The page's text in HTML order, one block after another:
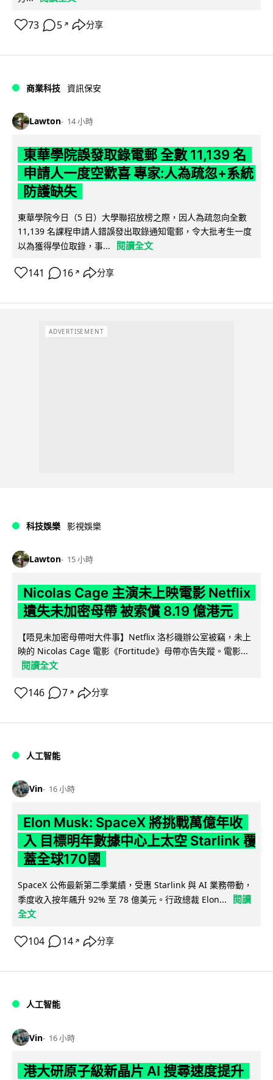
73 5 ↗ 分享
商業科技 資訊保安
Lawton 14 小時
東華學院誤發取錄電郵 全數 11,139 名
申請人一度空歡喜 專家:人為疏忽+系統
防護缺失
東華學院今日（5 日）大學聯招放榜之際，因人為疏忽向全數
11,139 名課程申請人錯誤發出取錄通知電郵，令大批考生一度
以為獲得學位取錄，事...
閱讀全文
141 16 ↗ 分享
ADVERTISEMENT
科技娛樂 影視娛樂
Lawton 15 小時
Nicolas Cage 主演未上映電影 Netflix
遺失未加密母帶 被索償 8.19 億港元
【唔見未加密母帶咁大件事】Netflix 洛杉磯辦公室被竊，未上
映的 Nicolas Cage 電影《Fortitude》母帶亦告失蹤。電影...
閱讀全文
146 7 ↗ 分享
人工智能
Vin 16 小時
Elon Musk: SpaceX 將挑戰萬億年收
入 目標明年數據中心上太空 Starlink 覆
蓋全球170國
SpaceX 公佈最新第二季業績，受惠 Starlink 與 AI 業務帶動，
季度收入按年飆升 92% 至 78 億美元。行政總裁 Elon...
閱讀
全文
104 14 ↗ 分享
人工智能
Vin 16 小時
港大研原子級新晶片 AI 搜尋速度提升